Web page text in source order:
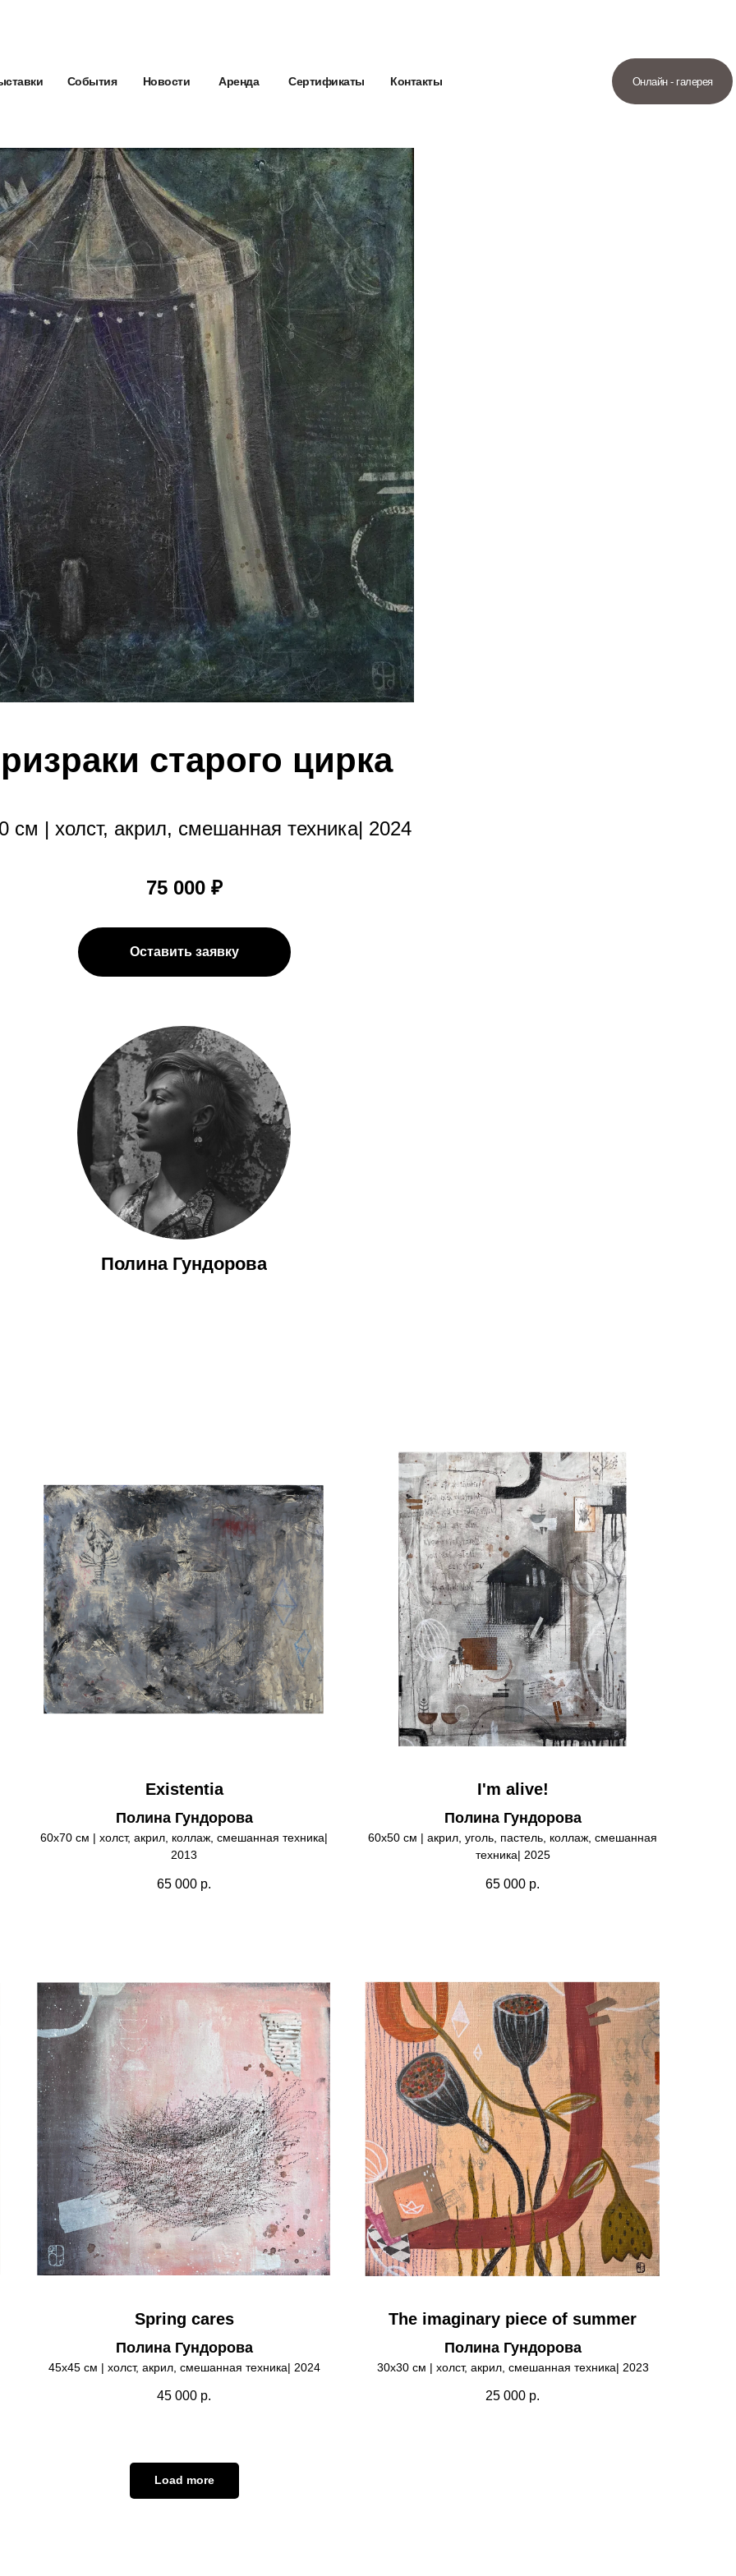
Контакты
Сертификаты
Аренда
Новости
События Онлайн - галерея
старого цирка
см | холст, акрил, смешанная техника| 2024
75 000 ₽
Оставить заявку
Полина Гундорова
Existentia
Полина Гундорова
60х70 см | холст, акрил, коллаж, смешанная техника|
2013
65 000 р.
I'm alive!
Полина Гундорова
60х50 см | акрил, уголь, пастель, коллаж, смешанная
техника| 2025
65 000 р.
Spring cares
Полина Гундорова
45х45 см | холст, акрил, смешанная техника| 2024
45 000 р.
The imaginary piece of summer
Полина Гундорова
30х30 см | холст, акрил, смешанная техника| 2023
25 000 р.
Load more